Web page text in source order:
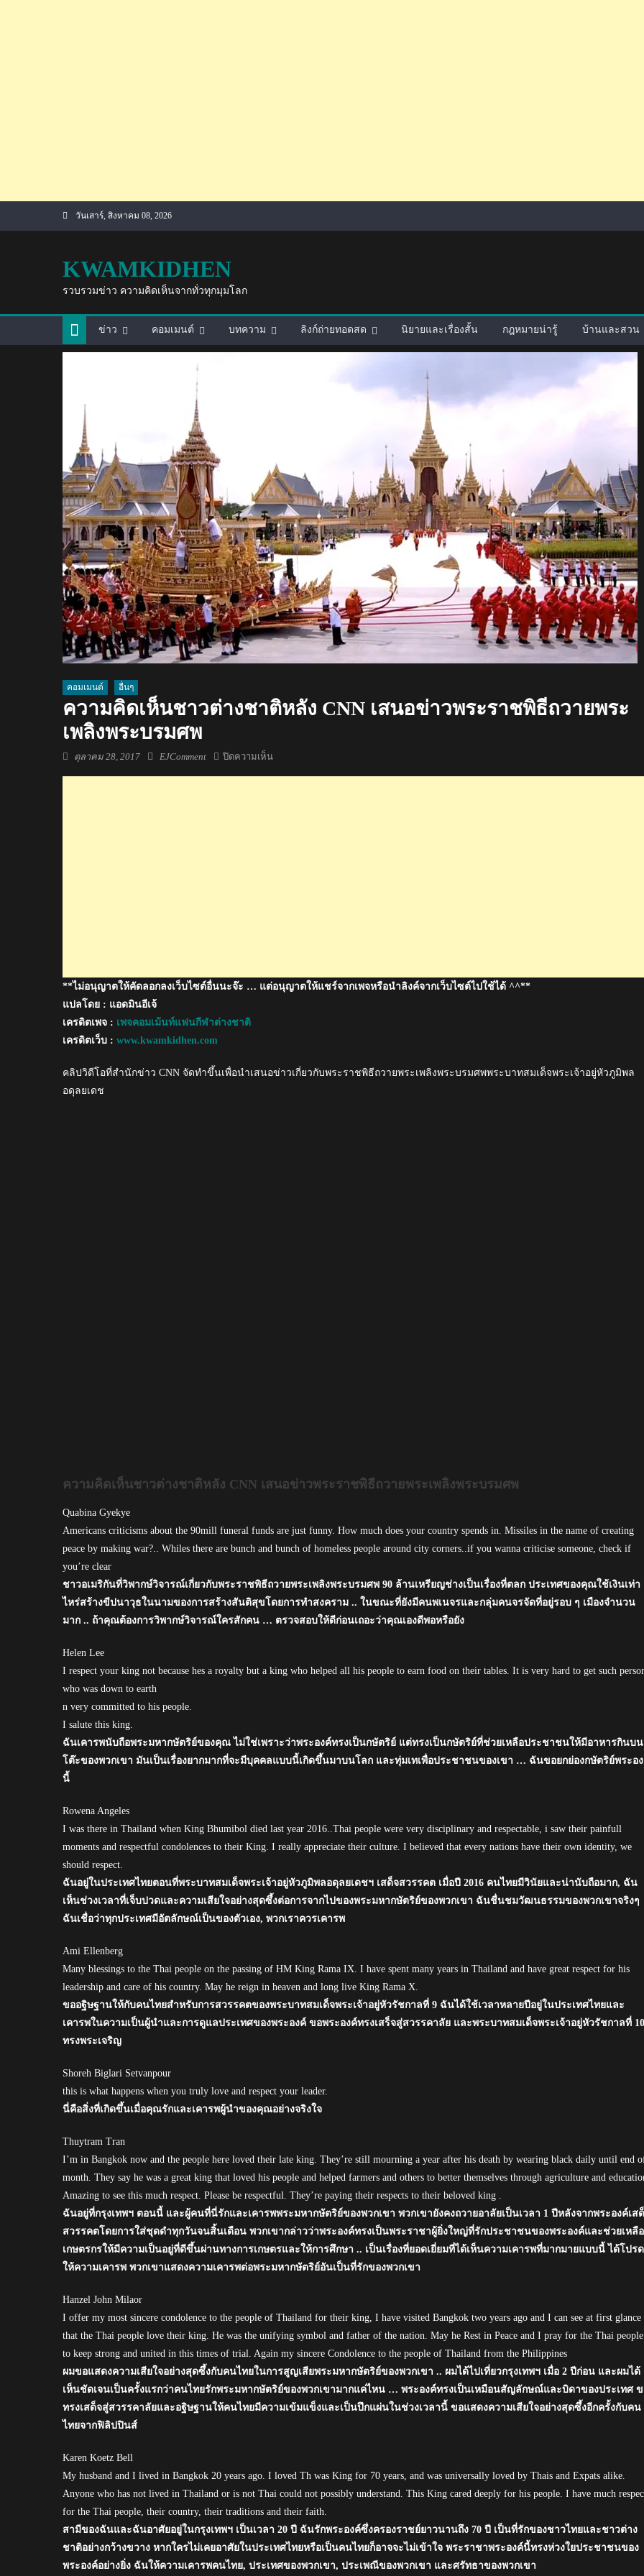
วันเสาร์, สิงหาคม 08, 2026
KWAMKIDHEN
รวบรวมข่าว ความคิดเห็นจากทั่วทุกมุมโลก
ข่าว คอมเมนต์ บทความ ลิงก์ถ่ายทอดสด นิยายและเรื่องสั้น กฎหมายน่ารู้ บ้านและสวน
คอมเมนต์ อื่นๆ
ความคิดเห็นชาวต่างชาติหลัง CNN เสนอข่าวพระราชพิธีถวายพระ
เพลิงพระบรมศพ
Posted
ตุลาคม 28, 2017 Author
EJComment ปิดความเห็น
ถวาย
**ไม่อนุญาตให้คัดลอกลงเว็บไซต์อื่นนะจ๊ะ … แต่อนุญาตให้แชร์จากเพจหรือนำลิงค์จากเว็บไซต์ไปใช้ได้ ^^**
แปลโดย : แอดมินอีเจ้
เครดิตเพจ : เพจคอมเม้นท์แฟนกีฬาต่างชาติ
เครดิตเว็บ : www.kwamkidhen.com
คลิปวิดีโอที่สำนักข่าว CNN จัดทำขึ้นเพื่อนำเสนอข่าวเกี่ยวกับพระราชพิธีถวายพระเพลิงพระบรมศพพระบาทสมเด็จพระเจ้าอยู่หัวภูมิพล
อดุลยเดช
ความคิดเห็นชาวต่างชาติหลัง CNN เสนอข่าวพระราชพิธีถวายพระเพลิงพระบรมศพ
Quabina Gyekye
Americans criticisms about the 90mill funeral funds are just funny. How much does your country spends in. Missiles in the name of creating
peace by making war?.. Whiles there are bunch and bunch of homeless people around city corners..if you wanna criticise someone, check if
you’re clear
ชาวอเมริกันที่วิพากษ์วิจารณ์เกี่ยวกับพระราชพิธีถวายพระเพลิงพระบรมศพ 90 ล้านเหรียญช่างเป็นเรื่องที่ตลก ประเทศของคุณใช้เงินเท่า
ไหร่สร้างขีปนาวุธในนามของการสร้างสันติสุขโดยการทำสงคราม .. ในขณะที่ยังมีคนพเนจรและกลุ่มคนจรจัดที่อยู่รอบ ๆ เมืองจำนวน
มาก .. ถ้าคุณต้องการวิพากษ์วิจารณ์ใครสักคน … ตรวจสอบให้ดีก่อนเถอะว่าคุณเองดีพอหรือยัง
Helen Lee
I respect your king not because hes a royalty but a king who helped all his people to earn food on their tables. It is very hard to get such
who was down to earth
n very committed to his people.
I salute this king.
ฉันเคารพนับถือพระมหากษัตริย์ของคุณ ไม่ใช่เพราะว่าพระองค์ทรงเป็นกษัตริย์ แต่ทรงเป็นกษัตริย์ที่ช่วยเหลือประชาชนให้มีอาหารกินบน
โต๊ะของพวกเขา มันเป็นเรื่องยากมากที่จะมีบุคคลแบบนี้เกิดขึ้นมาบนโลก และทุ่มเทเพื่อประชาชนของเขา … ฉันขอยกย่องกษัตริย์พระอ
นี้
Rowena Angeles
I was there in Thailand when King Bhumibol died last year 2016..Thai people were very disciplinary and respectable, i saw their painfull
moments and respectful condolences to their King. I really appreciate their culture. I believed that every nations have their own identity, we
should respect.
ฉันอยู่ในประเทศไทยตอนที่พระบาทสมเด็จพระเจ้าอยู่หัวภูมิพลอดุลยเดชฯ เสด็จสวรรคต เมื่อปี 2016 คนไทยมีวินัยและน่านับถือมาก, ฉัน
เห็นช่วงเวลาที่เจ็บปวดและความเสียใจอย่างสุดซึ้งต่อการจากไปของพระมหากษัตริย์ของพวกเขา ฉันชื่นชมวัฒนธรรมของพวกเขาจริงๆ
ฉันเชื่อว่าทุกประเทศมีอัตลักษณ์เป็นของตัวเอง, พวกเราควรเคารพ
Ami Ellenberg
Many blessings to the Thai people on the passing of HM King Rama IX. I have spent many years in Thailand and have great respect for his
leadership and care of his country. May he reign in heaven and long live King Rama X.
ขออฐิษฐานให้กับคนไทยสำหรับการสวรรคตของพระบาทสมเด็จพระเจ้าอยู่หัวรัชกาลที่ 9 ฉันได้ใช้เวลาหลายปีอยู่ในประเทศไทยและ
เคารพในความเป็นผู้นำและการดูแลประเทศของพระองค์ ขอพระองค์ทรงเสร็จสู่สวรรคาลัย และพระบาทสมเด็จพระเจ้าอยู่หัวรัชกาลที่ 10
ทรงพระเจริญ
Shoreh Biglari Setvanpour
this is what happens when you truly love and respect your leader.
นี่คือสิ่งที่เกิดขึ้นเมื่อคุณรักและเคารพผู้นำของคุณอย่างจริงใจ
Thuytram Tran
I’m in Bangkok now and the people here loved their late king. They’re still mourning a year after his death by wearing black daily until end
month. They say he was a great king that loved his people and helped farmers and others to better themselves through agriculture and
Amazing to see this much respect. Please be respectful. They’re paying their respects to their beloved king .
ฉันอยู่ที่กรุงเทพฯ ตอนนี้ และผู้คนที่นี่รักและเคารพพระมหากษัตริย์ของพวกเขา พวกเขายังคงถวายอาลัยเป็นเวลา 1 ปีหลังจากพระองค์เส
สวรรคตโดยการใส่ชุดดำทุกวันจนสิ้นเดือน พวกเขากล่าวว่าพระองค์ทรงเป็นพระราชาผู้ยิ่งใหญ่ที่รักประชาชนของพระองค์และช่วยเหลือ
เกษตรกรให้มีความเป็นอยู่ที่ดีขึ้นผ่านทางการเกษตรและให้การศึกษา .. เป็นเรื่องที่ยอดเยี่ยมที่ได้เห็นความเคารพที่มากมายแบบนี้ ได้โปรด
ให้ความเคารพ พวกเขาแสดงความเคารพต่อพระมหากษัตริย์อันเป็นที่รักของพวกเขา
Hanzel John Milaor
I offer my most sincere condolence to the people of Thailand for their king, I have visited Bangkok two years ago and I can see at first glance
that the Thai people love their king. He was the unifying symbol and father of the nation. May he Rest in Peace and I pray for the Thai people
to keep strong and united in this times of trial. Again my sincere Condolence to the people of Thailand from the Philippines
ผมขอแสดงความเสียใจอย่างสุดซึ้งกับคนไทยในการสูญเสียพระมหากษัตริย์ของพวกเขา .. ผมได้ไปเที่ยวกรุงเทพฯ เมื่อ 2 ปีก่อน และผมได้
เห็นชัดเจนเป็นครั้งแรกว่าคนไทยรักพระมหากษัตริย์ของพวกเขามากแค่ไหน … พระองค์ทรงเป็นเหมือนสัญลักษณ์และบิดาของประเทศ
ทรงเสด็จสู่สวรรคาลัยและอฐิษฐานให้คนไทยมีความเข้มแข็งและเป็นปึกแผ่นในช่วงเวลานี้ ขอแสดงความเสียใจอย่างสุดซึ้งอีกครั้งกับคน
ไทยจากฟิลิปปินส์
Karen Koetz Bell
My husband and I lived in Bangkok 20 years ago. I loved Th was King for 70 years, and was universally loved by Thais and Expats alike.
Anyone who has not lived in Thailand or is not Thai could not possibly understand. This King cared deeply for his people. I have much
for the Thai people, their country, their traditions and their faith.
สามีของฉันและฉันอาศัยอยู่ในกรุงเทพฯ เป็นเวลา 20 ปี ฉันรักพระองค์ซึ่งครองราชย์ยาวนานถึง 70 ปี เป็นที่รักของชาวไทยและชาวต่าง
ชาติอย่างกว้างขวาง หากใครไม่เคยอาศัยในประเทศไทยหรือเป็นคนไทยก็อาจจะไม่เข้าใจ พระราชาพระองค์นี้ทรงห่วงใยประชาชนของ
พระองค์อย่างยิ่ง ฉันให้ความเคารพคนไทย, ประเทศของพวกเขา, ประเพณีของพวกเขา และศรัทธาของพวกเขา